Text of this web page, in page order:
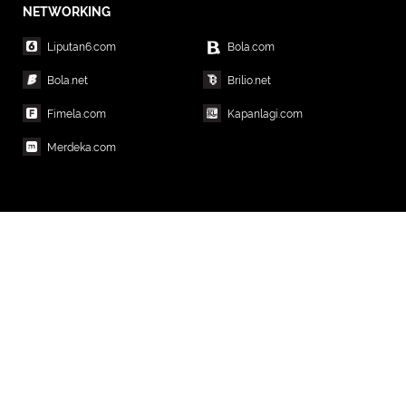
NETWORKING
Liputan6.com Bola.com
Bola.net Brilio.net
Fimela.com Kapanlagi.com
Merdeka.com